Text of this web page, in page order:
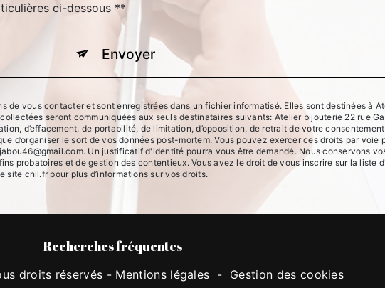
ci-dessous **
Envoyer
de vous contacter et sont enregistrées dans un fichier informatisé. Elles sont destinées à
seront communiquées aux seuls destinataires suivants: Atelier bijouterie 22 rue
d’effacement, de portabilité, de limitation, d’opposition, de retrait de votre
d’organiser le sort de vos données post-mortem. Vous pouvez exercer ces droits par voie
Un justificatif d'identité pourra vous être demandé. Nous conservons
probatoires et de gestion des contentieux. Vous avez le droit de vous inscrire sur la liste
site cnil.fr pour plus d’informations sur vos droits.
Recherches fréquentes
droits réservés - Mentions légales - Gestion des cookies